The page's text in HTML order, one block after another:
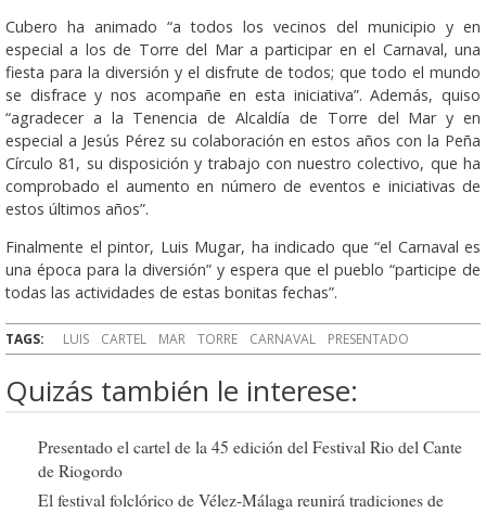
Cubero ha animado “a todos los vecinos del municipio y en
especial a los de Torre del Mar a participar en el Carnaval, una
fiesta para la diversión y el disfrute de todos; que todo el mundo
se disfrace y nos acompañe en esta iniciativa”. Además, quiso
“agradecer a la Tenencia de Alcaldía de Torre del Mar y en
especial a Jesús Pérez su colaboración en estos años con la Peña
Círculo 81, su disposición y trabajo con nuestro colectivo, que ha
comprobado el aumento en número de eventos e iniciativas de
estos últimos años”.
Finalmente el pintor, Luis Mugar, ha indicado que “el Carnaval es
una época para la diversión” y espera que el pueblo “participe de
todas las actividades de estas bonitas fechas”.
TAGS: LUIS CARTEL MAR TORRE CARNAVAL PRESENTADO
Quizás también le interese:
Presentado el cartel de la 45 edición del Festival Rio del Cante
de Riogordo
El festival folclórico de Vélez-Málaga reunirá tradiciones de